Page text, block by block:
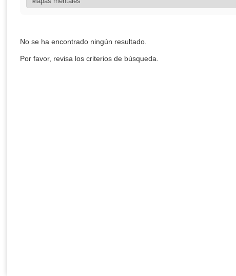
No se ha encontrado ningún resultado.
Por favor, revisa los criterios de búsqueda.